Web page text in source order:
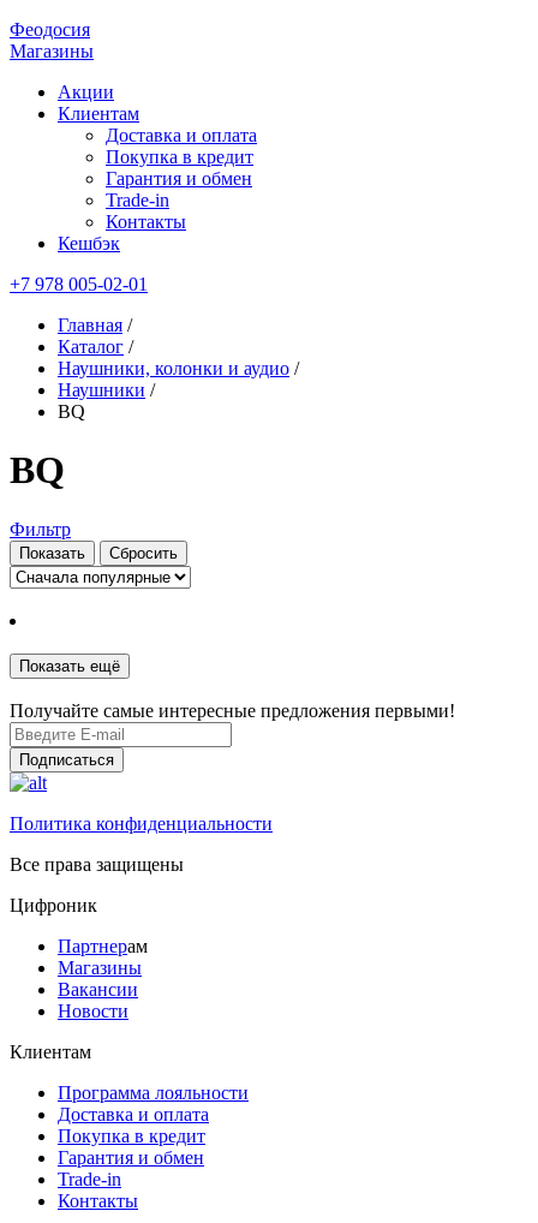
Феодосия
Магазины
Акции
Клиентам
Доставка и оплата
Покупка в кредит
Гарантия и обмен
Trade-in
Контакты
Кешбэк
+7 978 005-02-01
Главная /
Каталог /
Наушники, колонки и аудио /
Наушники /
BQ
BQ
Фильтр
Показать Сбросить
Показать ещё
Получайте самые интересные предложения первыми!
Подписаться
Политика конфиденциальности
Все права защищены
Цифроник
Партнерам
Магазины
Вакансии
Новости
Клиентам
Программа лояльности
Доставка и оплата
Покупка в кредит
Гарантия и обмен
Trade-in
Контакты